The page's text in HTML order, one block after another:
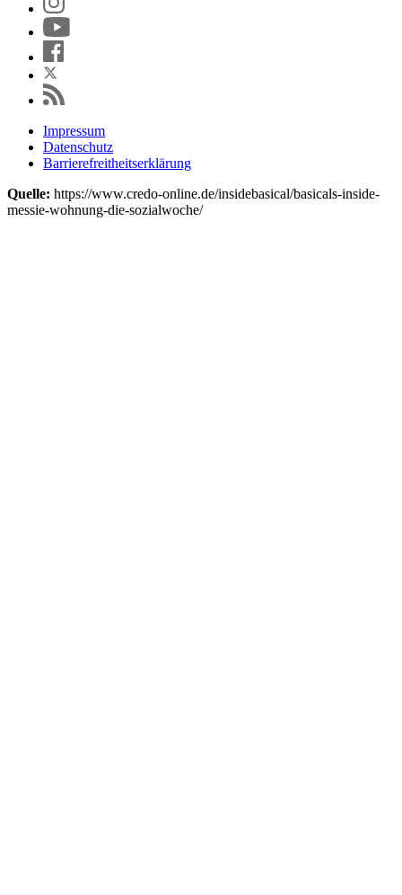
Impressum
Datenschutz
Barrierefreitheitserklärung
Quelle: https://www.credo-online.de/insidebasical/basicals-inside-
messie-wohnung-die-sozialwoche/